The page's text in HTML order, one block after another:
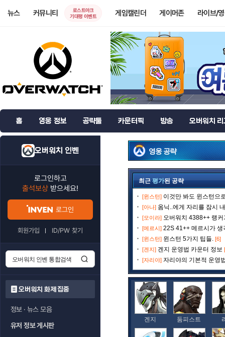
뉴스 커뮤니티
로스트아크
기대평 이벤트
게임캘린더 게이머존 라이브/
홈 영웅 정보 공략툴 카운터픽 방송 오버워치 리
오버워치 인벤
로그인하고
출석보상 받으세요!
로그인
회원가입 ID/PW 찾기
오버워치 화제 집중
정보 · 뉴스 모음
유저 정보 게시판
영웅 공략
최근평가된 공략
[윈스턴] 이것만 봐도 윈스턴으
[아나] 옴닉..에게 자리를 잠시
[모이라] 오버워치 4388++ 랭
[메르시] 22S 41++ 메르시가
[윈스턴] 윈스턴 5가지 팁들. [6]
[겐지] 겐지 운영법 카운터 정보
[자리야] 자리야의 기본적 운영
겐지 둠피스트